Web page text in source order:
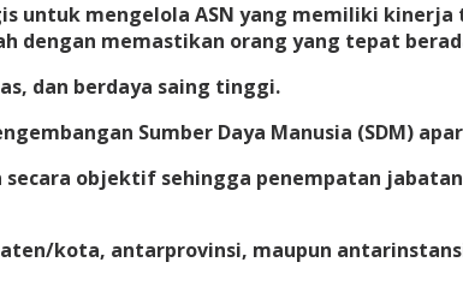
untuk mengelola ASN yang memiliki
memastikan orang yang tepat
dan berdaya saing tinggi.
Sumber Daya Manusia (SDM)
objektif sehingga penempatan
kota, antarprovinsi, maupun